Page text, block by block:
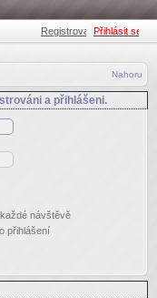
Registrovat •
Přihlásit se
Nahoru
a přihlášeni.
návštěvě
přihlášení